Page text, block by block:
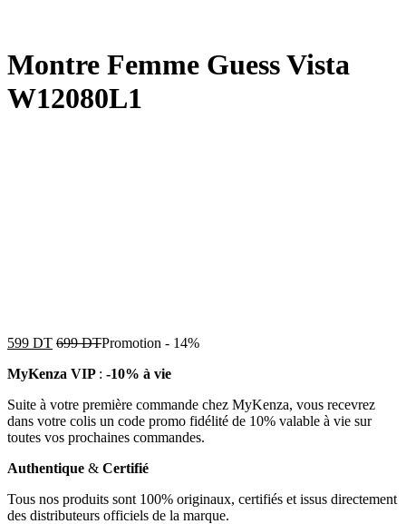
Montre Femme Guess Vista
W12080L1
599 DT 699DTPromotion - 14%
MyKenza VIP : -10% à vie
Suite à votre première commande chez MyKenza, vous recevrez
dans votre colis un code promo fidélité de 10% valable à vie sur
toutes vos prochaines commandes.
Authentique & Certifié
Tous nos produits sont 100% originaux, certifiés et issus directement
des distributeurs officiels de la marque.